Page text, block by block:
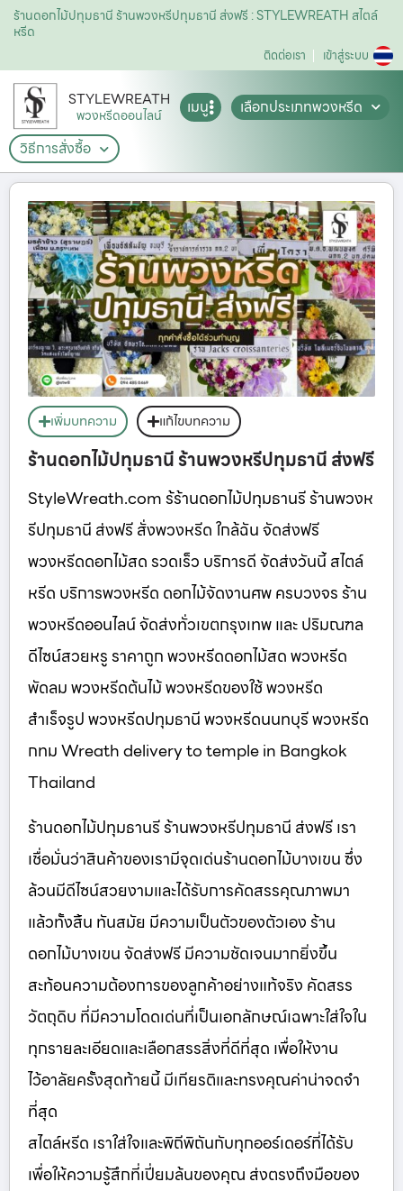
ร้านดอกไม้ปทุมธานี ร้านพวงหรีปทุมธานี ส่งฟรี : STYLEWREATH สไตล์
หรีด
ติดต่อเรา เข้าสู่ระบบ
STYLEWREATH
พวงหรีดออนไลน์ เมนู
เลือกประเภทพวงหรีด
วิธีการสั่งซื้อ
เพิ่มบทความ แก้ไขบทความ
ร้านดอกไม้ปทุมธานี ร้านพวงหรีปทุมธานี ส่งฟรี
StyleWreath.com ร้ร้านดอกไม้ปทุมธานรี ร้านพวงห
รีปทุมธานี ส่งฟรี สั่งพวงหรีด ใกล้ฉัน จัดส่งฟรี
พวงหรีดดอกไม้สด รวดเร็ว บริการดี จัดส่งวันนี้ สไตล์
หรีด บริการพวงหรีด ดอกไม้จัดงานศพ ครบวงจร ร้าน
พวงหรีดออนไลน์ จัดส่งทั่วเขตกรุงเทพ และ ปริมณฑล
ดีไซน์สวยหรู ราคาถูก พวงหรีดดอกไม้สด พวงหรีด
พัดลม พวงหรีดต้นไม้ พวงหรีดของใช้ พวงหรีด
สำเร็จรูป พวงหรีดปทุมธานี พวงหรีดนนทบุรี พวงหรีด
กทม Wreath delivery to temple in Bangkok
Thailand
ร้านดอกไม้ปทุมธานรี ร้านพวงหรีปทุมธานี ส่งฟรี เรา
เชื่อมั่นว่าสินค้าของเรามีจุดเด่นร้านดอกไม้บางเขน ซึ่ง
ล้วนมีดีไซน์สวยงามและได้รับการคัดสรรคุณภาพมา
แล้วทั้งสิ้น ทันสมัย มีความเป็นตัวของตัวเอง ร้าน
ดอกไม้บางเขน จัดส่งฟรี มีความชัดเจนมากยิ่งขึ้น
สะท้อนความต้องการของลูกค้าอย่างแท้จริง คัดสรร
วัตถุดิบ ที่มีความโดดเด่นที่เป็นเอกลักษณ์เฉพาะใส่ใจใน
ทุกรายละเอียดและเลือกสรรสิ่งที่ดีที่สุด เพื่อให้งาน
ไว้อาลัยครั้งสุดท้ายนี้ มีเกียรติและทรงคุณค่าน่าจดจำ
ที่สุด
สไตล์หรีด เราใส่ใจและพิถีพิถันกับทุกออร์เดอร์ที่ได้รับ
เพื่อให้ความรู้สึกที่เปี่ยมล้นของคุณ ส่งตรงถึงมือของ